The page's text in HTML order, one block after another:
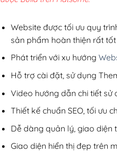
Website được tối ưu quy
sản phẩm hoàn thiện rất
Phát triển với xu hướng
Hỗ trợ cài đặt, sử dụng
Video hướng dẫn chi tiết
Thiết kế chuẩn SEO, tối ưu
Dễ dàng quản lý, giao diện
Giao diện hiển thị đẹp trên